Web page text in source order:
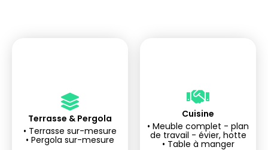
Terrasse & Pergola
• Terrasse sur-mesure
• Pergola sur-mesure
Investir l'esprit
tranquille
Cuisine
• Meuble complet - plan
de travail - évier, hotte
• Table à manger
Investir l'esprit
tranquille